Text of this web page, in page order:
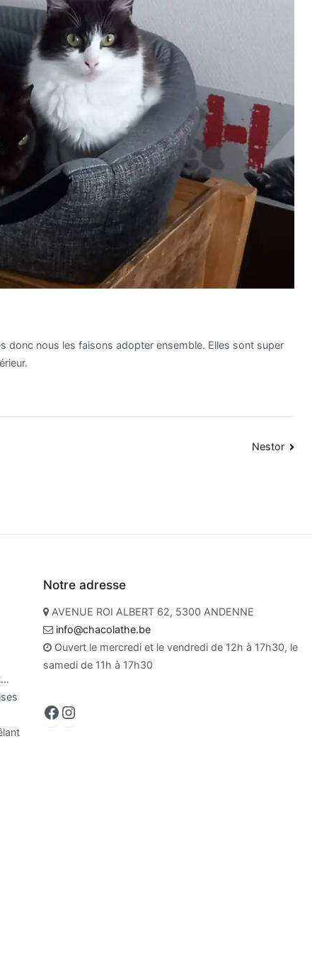
donc nous les faisons adopter ensemble. Elles sont super
Nestor
Notre adresse
AVENUE ROI ALBERT 62, 5300 ANDENNE
info@chacolathe.be
Ouvert le mercredi et le vendredi de 12h à 17h30, le
samedi de 11h à 17h30
Facebook